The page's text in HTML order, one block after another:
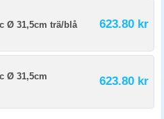
Ø 31,5cm trä/blå 623.80 kr
Ø 31,5cm
623.80 kr